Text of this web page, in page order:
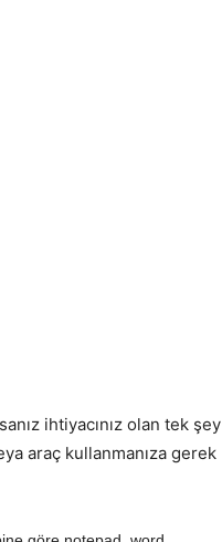
ihtiyacınız olan tek şey
araç kullanmanıza gerek